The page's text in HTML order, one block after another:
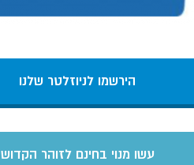
הירשמו לניוזלטר שלנו
עשו מנוי בחינם לזוהר הקדוש